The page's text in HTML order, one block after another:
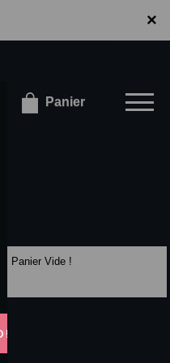
×
Panier
×
Panier Vide !